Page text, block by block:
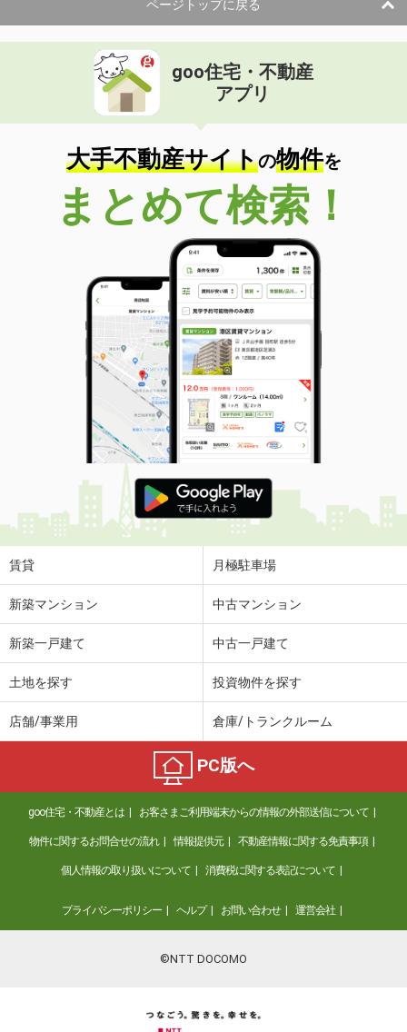
ページトップに戻る
goo住宅・不動産
アプリ
大手不動産サイトの物件を
まとめて検索！
賃貸 月極駐車場
新築マンション 中古マンション
新築一戸建て 中古一戸建て
土地を探す 投資物件を探す
店舗/事業用 倉庫/トランクルーム
PC版へ
goo住宅・不動産とは お客さまご利用端末からの情報の外部送信について
物件に関するお問合せの流れ 情報提供元 不動産情報に関する免責事項
個人情報の取り扱いについて 消費税に関する表記について
プライバシーポリシー ヘルプ お問い合わせ 運営会社
©NTT DOCOMO